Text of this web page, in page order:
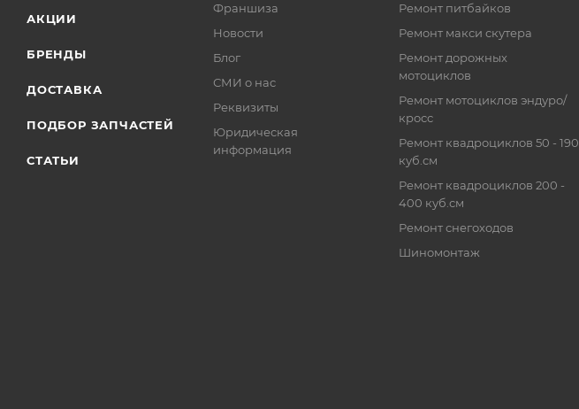
АКЦИИ
БРЕНДЫ
ДОСТАВКА
ПОДБОР ЗАПЧАСТЕЙ
СТАТЬИ
Франшиза
Новости
Блог
СМИ о нас
Реквизиты
Юридическая
информация
Ремонт питбайков
Ремонт макси скутера
Ремонт дорожных
мотоциклов
Ремонт мотоциклов эндуро/
кросс
Ремонт квадроциклов 50 - 190
куб.см
Ремонт квадроциклов 200 -
400 куб.см
Ремонт снегоходов
Шиномонтаж